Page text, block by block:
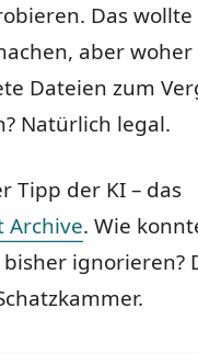
Das wollte
aber woher
Dateien zum
Natürlich legal.
Tipp der KI – das
Archive. Wie
ignorieren?